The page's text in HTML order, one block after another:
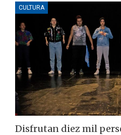
CULTURA
Disfrutan diez mil